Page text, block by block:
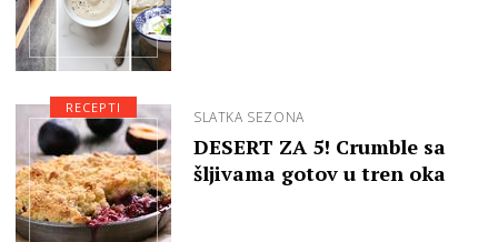
SLATKA SEZONA
DESERT ZA 5! Crumble sa
šljivama gotov u tren oka
RECEPTI